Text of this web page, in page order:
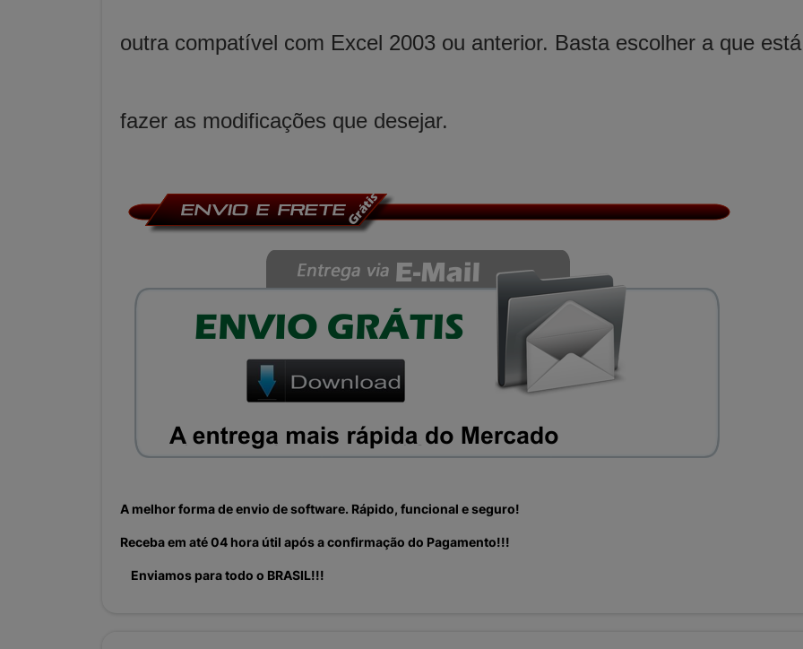
outra compatível com Excel 2003 ou anterior. Basta escolher a que
fazer as modificações que desejar.
A melhor forma de envio de software. Rápido, funcional e seguro!
Receba em até 04 hora útil após a confirmação do Pagamento!!!
Enviamos para todo o BRASIL!!!